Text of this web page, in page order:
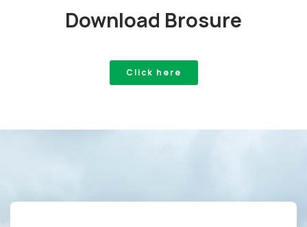
Download Brosure
Click here